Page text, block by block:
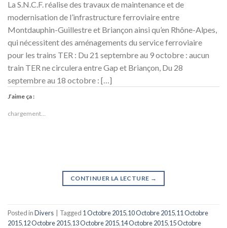
La S.N.C.F. réalise des travaux de maintenance et de
modernisation de l’infrastructure ferroviaire entre
Montdauphin-Guillestre et Briançon ainsi qu’en Rhône-Alpes,
qui nécessitent des aménagements du service ferroviaire
pour les trains TER : Du 21 septembre au 9 octobre : aucun
train TER ne circulera entre Gap et Briançon, Du 28
septembre au 18 octobre : […]
J’aime ça :
chargement…
CONTINUER LA LECTURE →
Posted inDivers Tagged 1 Octobre 2015,10 Octobre 2015,11 Octobre
2015,12 Octobre 2015,13 Octobre 2015,14 Octobre 2015,15 Octobre